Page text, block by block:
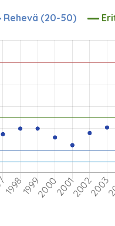
Rehevä (20-50)